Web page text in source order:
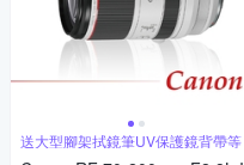
送大型腳架拭鏡筆UV保護鏡背帶等